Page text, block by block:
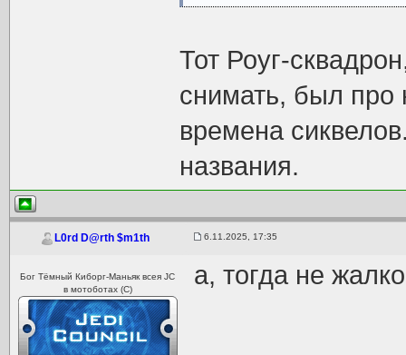
Тот Роуг-
снимать, был про
времена
названия.
L0rd D@rth $m1th 6.11.2025, 17:35
Бог Тёмный Киборг-Маньяк всея JC
в мотоботах (С)
а, тогда не